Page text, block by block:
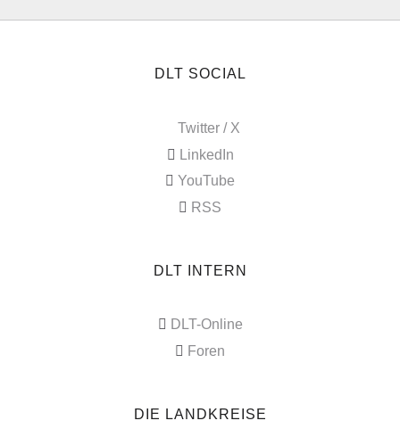
DLT SOCIAL
Twitter / X
LinkedIn
YouTube
RSS
DLT INTERN
DLT-Online
Foren
DIE LANDKREISE